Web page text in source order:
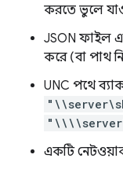
করতে ভুলে
JSON ফাইল
করে (বা পাথ
UNC পথে
একটি